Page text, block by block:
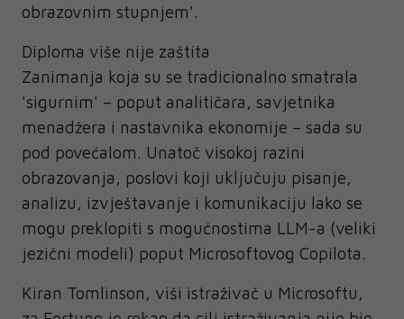
obrazovnim stupnjem'.
Diploma više nije zaštita
Zanimanja koja su se tradicionalno smatrala
'sigurnim' – poput analitičara, savjetnika
menadžera i nastavnika ekonomije – sada su
pod povećalom. Unatoč visokoj razini
obrazovanja, poslovi koji uključuju pisanje,
analizu, izvještavanje i komunikaciju lako se
mogu preklopiti s mogućnostima LLM-a (veliki
jezični modeli) poput Microsoftovog Copilota.
Kiran Tomlinson, viši istraživač u Microsoftu,